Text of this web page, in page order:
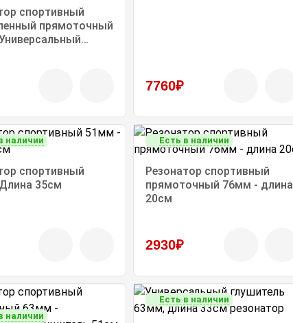
спортивный
7760₽
наличии
спортивный
35см
Есть в наличии
Резонатор спортивный
прямоточный 76мм - длина
20см
2930₽
наличии
Есть в наличии